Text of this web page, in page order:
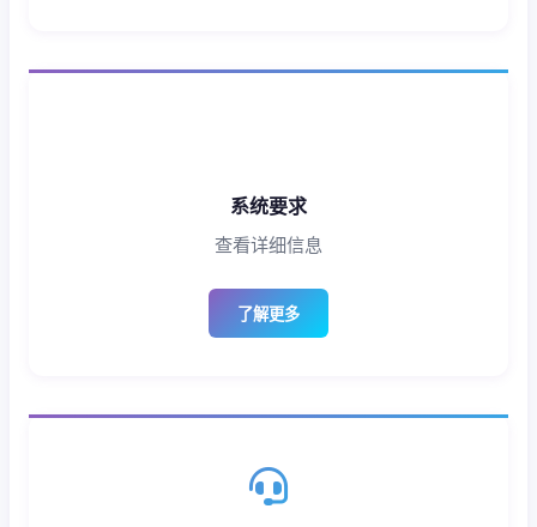
系统要求
查看详细信息
了解更多